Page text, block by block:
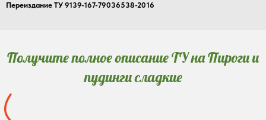
Переиздание ТУ 9139-167-79036538-2016
Получите полное описание ТУ на Пироги и
пудинги сладкие